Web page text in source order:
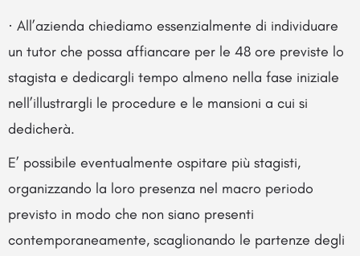
· All’azienda chiediamo essenzialmente di individuare
un tutor che possa affiancare per le 48 ore previste lo
stagista e dedicargli tempo almeno nella fase iniziale
nell’illustrargli le procedure e le mansioni a cui si
dedicherà.
E’ possibile eventualmente ospitare più stagisti,
organizzando la loro presenza nel macro periodo
previsto in modo che non siano presenti
contemporaneamente, scaglionando le partenze degli